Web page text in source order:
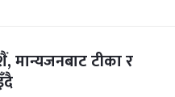
टीका र